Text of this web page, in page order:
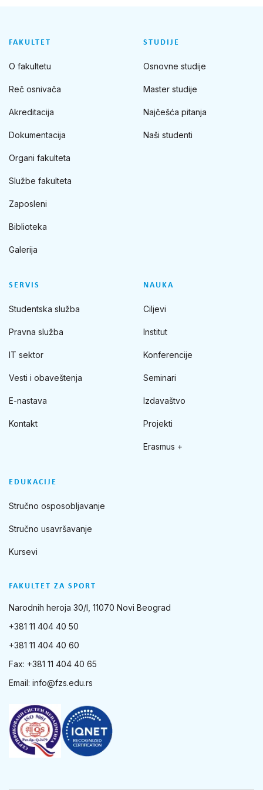
FAKULTET ZA SPORT
Narodnih heroja 30/I, 11070 Novi Beograd
+381 11 404 40 50
+381 11 404 40 60
Fax: +381 11 404 40 65
Email: info@fzs.edu.rs
FAKULTET
O fakultetu
Reč osnivača
Akreditacija
Dokumentacija
Organi fakulteta
Službe fakulteta
Zaposleni
Biblioteka
Galerija
STUDIJE
Osnovne studije
Master studije
Najčešća pitanja
Naši studenti
SERVIS
Studentska služba
Pravna služba
IT sektor
Vesti i obaveštenja
E-nastava
Kontakt
NAUKA
Ciljevi
Institut
Konferencije
Seminari
Izdavaštvo
Projekti
Erasmus +
EDUKACIJE
Stručno osposobljavanje
Stručno usavršavanje
Kursevi